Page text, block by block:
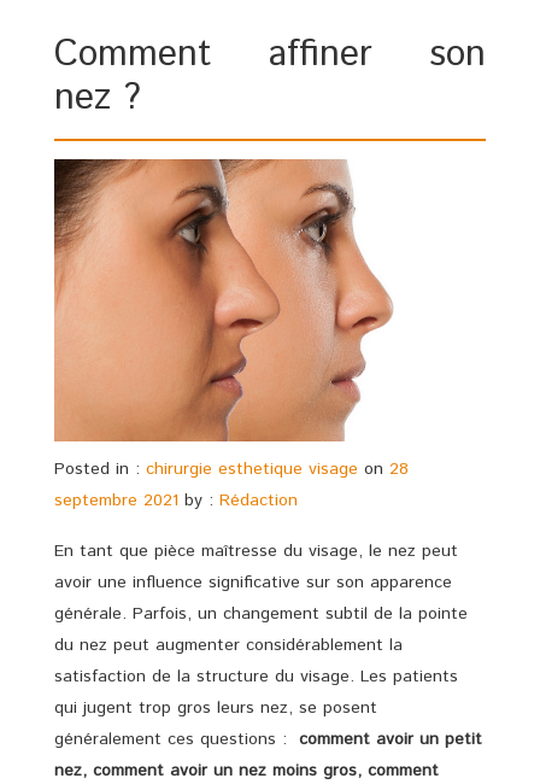
Comment affiner son
nez ?
Posted in : chirurgie esthetique visage on 28
septembre 2021 by : Rédaction
En tant que pièce maîtresse du visage, le nez peut
avoir une influence significative sur son apparence
générale. Parfois, un changement subtil de la pointe
du nez peut augmenter considérablement la
satisfaction de la structure du visage. Les patients
qui jugent trop gros leurs nez, se posent
généralement ces questions : comment avoir un petit
nez, comment avoir un nez moins gros, comment